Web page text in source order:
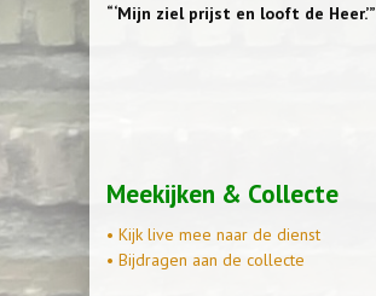
“‘Mijn ziel prijst en looft de Heer.’”
Meekijken & Collecte
• Kijk live mee naar de dienst
• Bijdragen aan de collecte